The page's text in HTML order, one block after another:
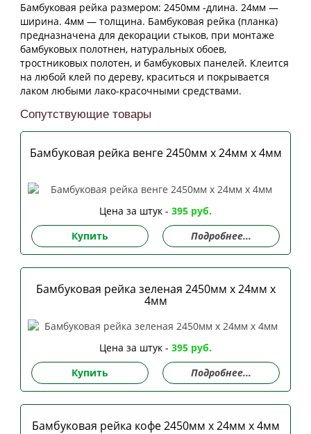
Бамбуковая рейка размером: 2450мм -длина. 24мм —
ширина. 4мм — толщина. Бамбуковая рейка (планка)
предназначена для декорации стыков, при монтаже
бамбуковых полотнен, натуральных обоев,
тростниковых полотен, и бамбуковых панелей. Клеится
на любой клей по дереву, краситься и покрывается
лаком любыми лако-красочными средствами.
Сопутствующие товары
Бамбуковая рейка венге 2450мм х 24мм х 4мм
Цена за штук - 395 руб.
Купить
Подробнее...
Бамбуковая рейка зеленая 2450мм х 24мм х
4мм
Цена за штук - 395 руб.
Купить
Подробнее...
Бамбуковая рейка кофе 2450мм х 24мм х 4мм